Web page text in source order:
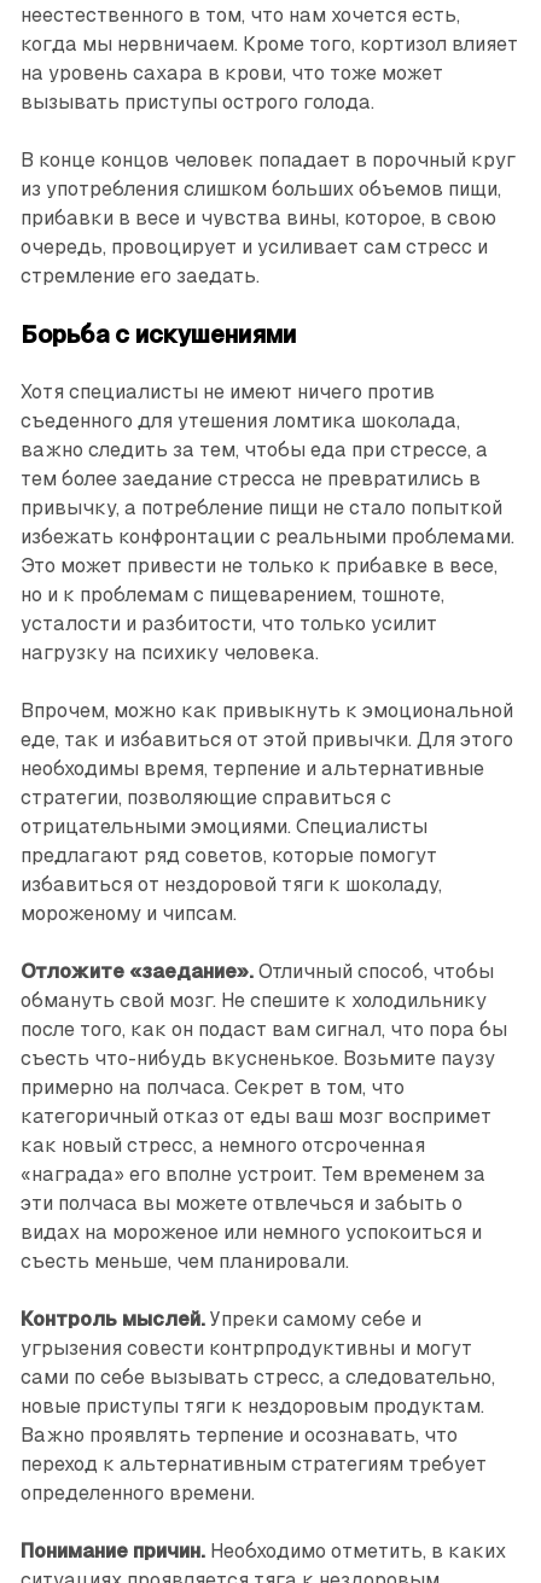
неестественного в том, что нам хочется есть,
когда мы нервничаем. Кроме того, кортизол влияет
на уровень сахара в крови, что тоже может
вызывать приступы острого голода.
В конце концов человек попадает в порочный круг
из употребления слишком больших объемов пищи,
прибавки в весе и чувства вины, которое, в свою
очередь, провоцирует и усиливает сам стресс и
стремление его заедать.
Борьба с искушениями
Хотя специалисты не имеют ничего против
съеденного для утешения ломтика шоколада,
важно следить за тем, чтобы еда при стрессе, а
тем более заедание стресса не превратились в
привычку, а потребление пищи не стало попыткой
избежать конфронтации с реальными проблемами.
Это может привести не только к прибавке в весе,
но и к проблемам с пищеварением, тошноте,
усталости и разбитости, что только усилит
нагрузку на психику человека.
Впрочем, можно как привыкнуть к эмоциональной
еде, так и избавиться от этой привычки. Для этого
необходимы время, терпение и альтернативные
стратегии, позволяющие справиться с
отрицательными эмоциями. Специалисты
предлагают ряд советов, которые помогут
избавиться от нездоровой тяги к шоколаду,
мороженому и чипсам.
Отложите «заедание». Отличный способ, чтобы
обмануть свой мозг. Не спешите к холодильнику
после того, как он подаст вам сигнал, что пора бы
съесть что-нибудь вкусненькое. Возьмите паузу
примерно на полчаса. Секрет в том, что
категоричный отказ от еды ваш мозг воспримет
как новый стресс, а немного отсроченная
«награда» его вполне устроит. Тем временем за
эти полчаса вы можете отвлечься и забыть о
видах на мороженое или немного успокоиться и
съесть меньше, чем планировали.
Контроль мыслей. Упреки самому себе и
угрызения совести контрпродуктивны и могут
сами по себе вызывать стресс, а следовательно,
новые приступы тяги к нездоровым продуктам.
Важно проявлять терпение и осознавать, что
переход к альтернативным стратегиям требует
определенного времени.
Понимание причин. Необходимо отметить, в каких